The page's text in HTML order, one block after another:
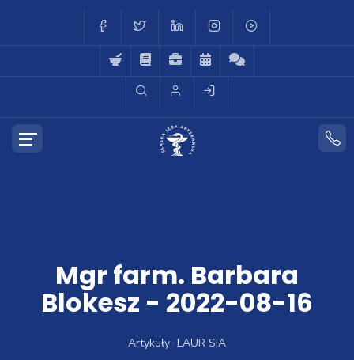
Mgr farm. Barbara
Blokesz - 2022-08-16
Artykuły LAUR SIA